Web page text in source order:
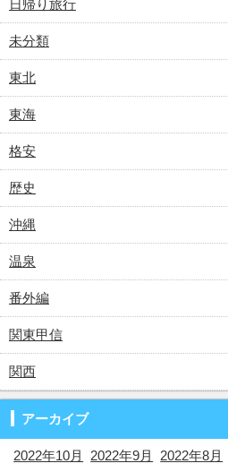
日帰り旅行
未分類
東北
東海
格安
歴史
沖縄
温泉
番外編
関東甲信
関西
アーカイブ
2022年10月 2022年9月 2022年8月